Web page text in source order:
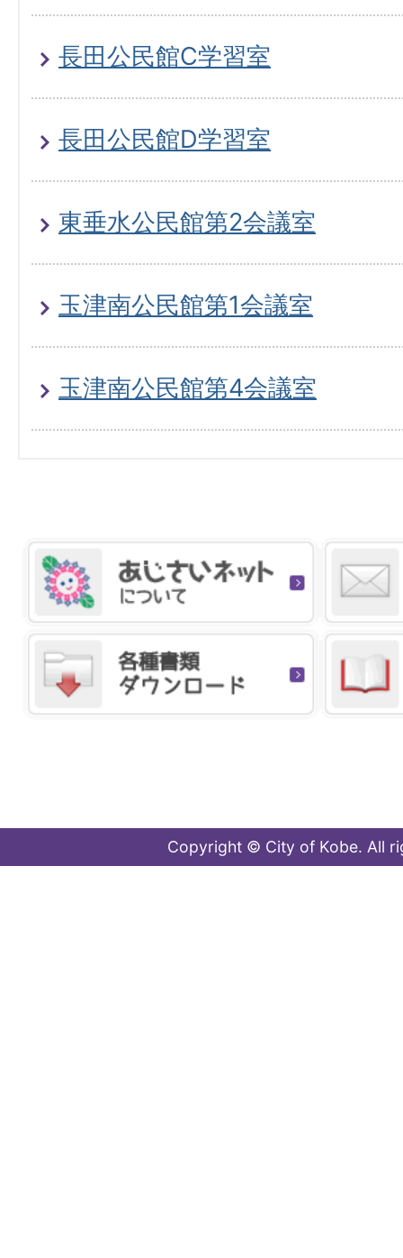
長田公民館C学習室
長田公民館D学習室
東垂水公民館第2会議室
玉津南公民館第1会議室
玉津南公民館第4会議室
Copyright © City of Kobe. All